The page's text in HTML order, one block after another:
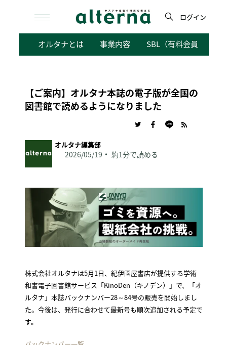
検
ログイン
オルタナとは 事業内容 SBL（有料会員向けサ
【ご案内】オルタナ本誌の電子版が全国の
図書館で読めるようになりました
オルタナ編集部
2026/05/19 約1分で読める
株式会社オルタナは5月1日、紀伊國屋書店が提供する学術
和書電子図書館サービス「KinoDen（キノデン）」で、「オ
ルタナ」本誌バックナンバー28～84号の販売を開始しまし
た。今後は、発行に合わせて最新号も順次追加される予定で
す。